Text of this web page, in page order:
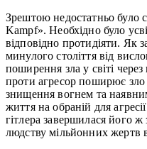
Зрештою недостатньо було
Kampf». Необхідно було
відповідно протидіяти. Як
минулого століття від
поширення зла у світі через
проти агресор поширює зло
знищення вогнем та
життя на обраній для
гітлера завершилася його
людству мільйонних жертв в